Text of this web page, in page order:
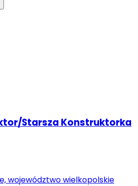
Starsza Konstruktorka
województwo wielkopolskie